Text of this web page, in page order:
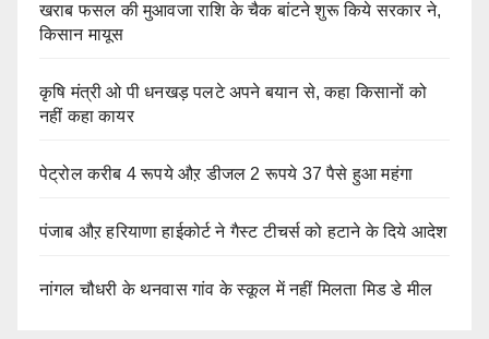
खराब फसल की मुआवजा राशि के चैक बांटने शुरू किये सरकार ने,
किसान मायूस
कृषि मंत्री ओ पी धनखड़ पलटे अपने बयान से, कहा किसानों को
नहीं कहा कायर
पेट्रोल करीब 4 रूपये औऱ डीजल 2 रूपये 37 पैसे हुआ महंगा
पंजाब औऱ हरियाणा हाईकोर्ट ने गैस्ट टीचर्स को हटाने के दिये आदेश
नांगल चौधरी के थनवास गांव के स्कूल में नहीं मिलता मिड डे मील